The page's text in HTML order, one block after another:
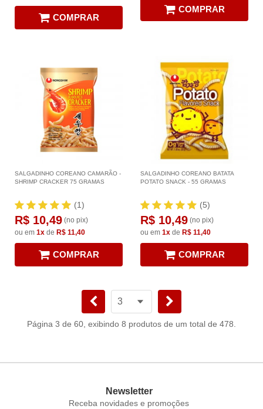
COMPRAR
COMPRAR
SALGADINHO COREANO CAMARÃO -
SHRIMP CRACKER 75 GRAMAS
(1)
R$ 10,49 (no pix)
ou em 1x de R$ 11,40
COMPRAR
SALGADINHO COREANO BATATA
POTATO SNACK - 55 GRAMAS
(5)
R$ 10,49 (no pix)
ou em 1x de R$ 11,40
COMPRAR
Página 3 de 60, exibindo 8 produtos de um total de 478.
Newsletter
Receba novidades e promoções